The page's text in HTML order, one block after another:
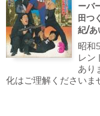
ーバ
田つ
紀/あ
昭和
レン
あり
化はご理解くださいま